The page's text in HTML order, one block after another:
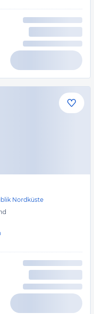
Nordküste